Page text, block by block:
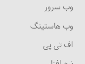
وب سرور
وب هاستینگ
اف تی پی